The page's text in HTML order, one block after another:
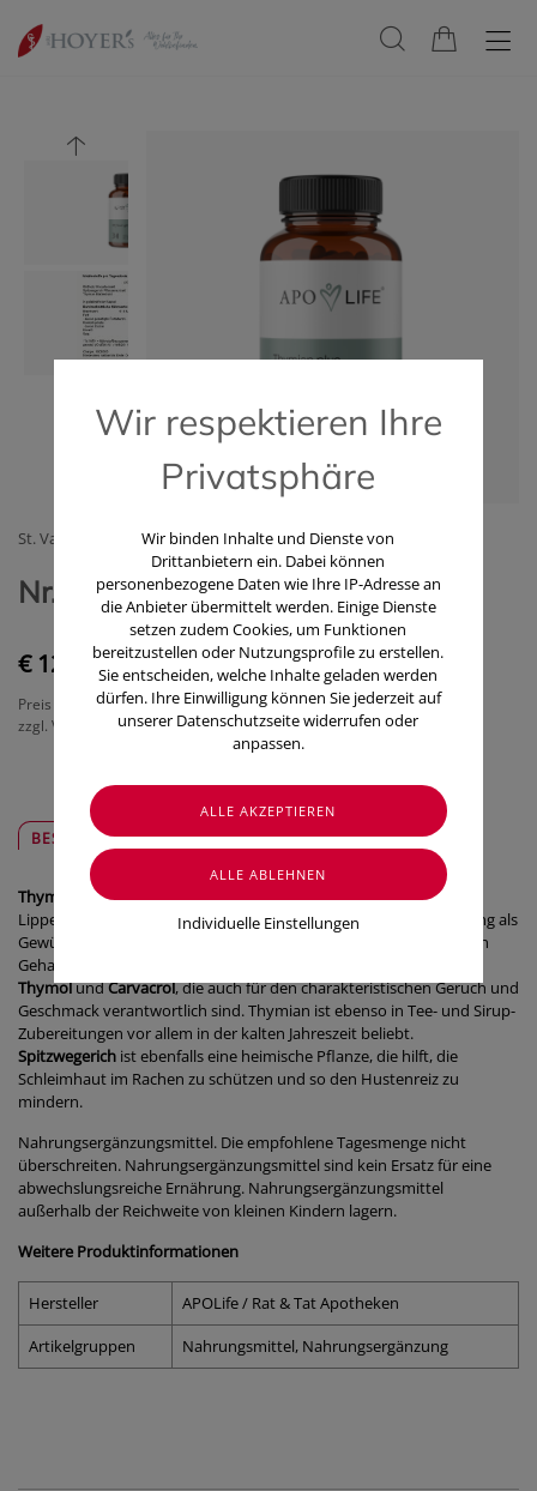
St. Valentinus - Apotheke und Drogerien
Nr. 34 ApoLife - Thymian plus
€ 12,10
Preis inkl. MwSt.
zzgl. Versandkosten
BESCHREIBUNG SICHER & REGIONAL
Thymian
ist eine bei uns heimische Pflanze aus der Familie der
Lippenblütler. Abgesehen von seiner weitverbreiteten Verwendung als
Gewürz wird er seit Jahrhunderten besonders wegen seines hohen
Gehalts an ätherischem Öl geschätzt. Die Hauptbestandteile sind
ThymolundCarvacrol, die auch für den charakteristischen Geruch und
Geschmack verantwortlich sind. Thymian ist ebenso in Tee- und Sirup-
Zubereitungen vor allem in der kalten Jahreszeit beliebt.
Spitzwegerich ist ebenfalls eine heimische Pflanze, die hilft, die
Schleimhaut im Rachen zu schützen und so den Hustenreiz zu
mindern.
Nahrungsergänzungsmittel. Die empfohlene Tagesmenge nicht
überschreiten. Nahrungsergänzungsmittel sind kein Ersatz für eine
abwechslungsreiche Ernährung. Nahrungsergänzungsmittel
außerhalb der Reichweite von kleinen Kindern lagern.
Weitere Produktinformationen
Hersteller
APOLife / Rat & Tat Apotheken
Artikelgruppen
Nahrungsmittel, Nahrungsergänzung
Wir respektieren Ihre
Privatsphäre
Wir binden Inhalte und Dienste von
Drittanbietern ein. Dabei können
personenbezogene Daten wie Ihre IP-Adresse an
die Anbieter übermittelt werden. Einige Dienste
setzen zudem Cookies, um Funktionen
bereitzustellen oder Nutzungsprofile zu erstellen.
Sie entscheiden, welche Inhalte geladen werden
dürfen. Ihre Einwilligung können Sie jederzeit auf
unserer Datenschutzseite widerrufen oder
anpassen.
Individuelle Einstellungen